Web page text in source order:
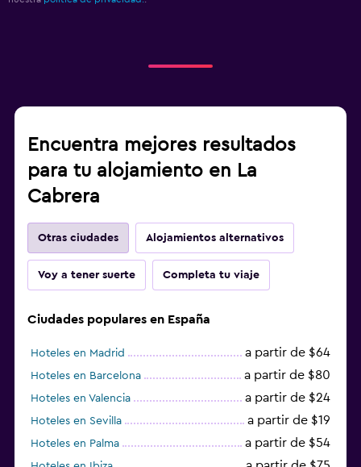
Sala de estar/TV compartida
Reproductor de DVD
Ideal para familias
Cuna/cama nido disponibles
Libros, DVD, música para niños
Parque infantil
Barreras de seguridad para niños
Periquera
Lavandería
Lavandería
Encuentra mejores resultados
para tu alojamiento en La
Cabrera
Otras ciudades Alojamientos alternativos
Voy a tener suerte Completa tu viaje
Ciudades populares en España
Hoteles en Madrid a partir de $64
Hoteles en Barcelona a partir de $80
Hoteles en Valencia a partir de $24
Hoteles en Sevilla a partir de $19
Hoteles en Palma a partir de $54